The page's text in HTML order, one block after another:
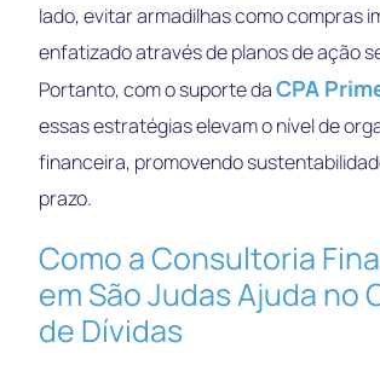
lado, evitar armadilhas como compras
enfatizado através de planos de ação
Portanto, com o suporte daCPA
essas estratégias elevam o nível de
financeira, promovendo
prazo.
Como a Consultoria
em São Judas Ajuda no
de Dívidas